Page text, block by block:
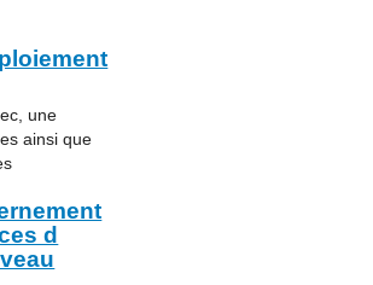
une
ainsi que
d